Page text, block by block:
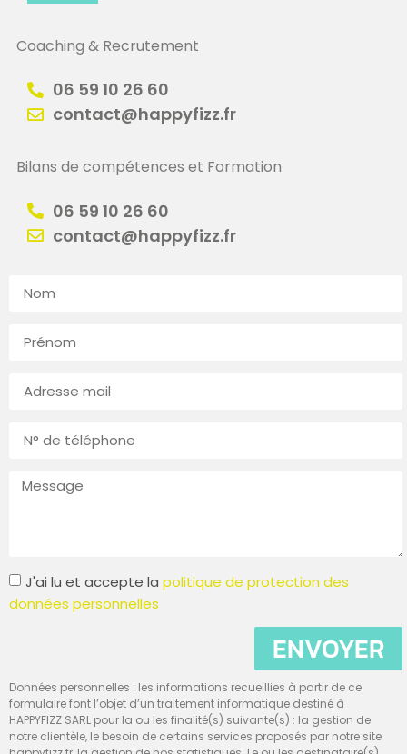
Coaching & Recrutement
06 59 10 26 60
contact@happyfizz.fr
Bilans de compétences et Formation
06 59 10 26 60
contact@happyfizz.fr
J'ai lu et accepte la politique de protection des
données personnelles
ENVOYER
Données personnelles : les informations recueillies à partir de ce
formulaire font l’objet d’un traitement informatique destiné à
HAPPYFIZZ SARL pour la ou les finalité(s) suivante(s) : la gestion de
notre clientèle, le besoin de certains services proposés par notre site